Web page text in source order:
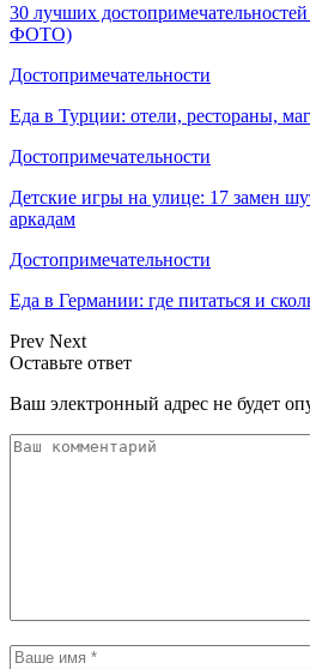
30 лучших
ФОТО)
Достопримечательности
Еда в Турции: отели, рестораны,
Достопримечательности
Детские игры на улице: 17 замен
аркадам
Достопримечательности
Еда в Германии: где питаться и
Prev Next
Оставьте ответ
Ваш электронный адрес не будет